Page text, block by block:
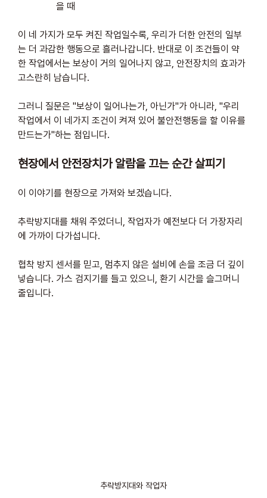
을 때
이 네 가지가 모두 켜진 작업일수록, 우리가 더한 안전의 일부
는 더 과감한 행동으로 흘러나갑니다. 반대로 이 조건들이 약
한 작업에서는 보상이 거의 일어나지 않고, 안전장치의 효과가
고스란히 남습니다.
그러니 질문은 "보상이 일어나는가, 아닌가"가 아니라, "우리
작업에서 이 네가지 조건이 켜져 있어 불안전행동을 할 이유를
만드는가"하는 점입니다.
현장에서 안전장치가 알람을 끄는 순간 살피기
이 이야기를 현장으로 가져와 보겠습니다.
추락방지대를 채워 주었더니, 작업자가 예전보다 더 가장자리
에 가까이 다가섭니다.
협착 방지 센서를 믿고, 멈추지 않은 설비에 손을 조금 더 깊이
넣습니다. 가스 검지기를 들고 있으니, 환기 시간을 슬그머니
줄입니다.
추락방지대와 작업자